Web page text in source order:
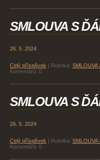
SMLOUVA S
26. 5. 2024
Celý příspěvek Rubrika: SMLOUVA
Komentářů: 0
SMLOUVA S
26. 5. 2024
Celý příspěvek Rubrika: SMLOUVA
Komentářů: 0